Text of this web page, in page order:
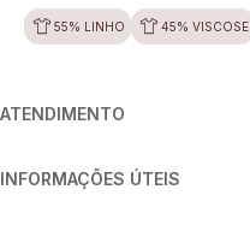
55% LINHO 45% VISCOSE
ATENDIMENTO
INFORMAÇÕES ÚTEIS